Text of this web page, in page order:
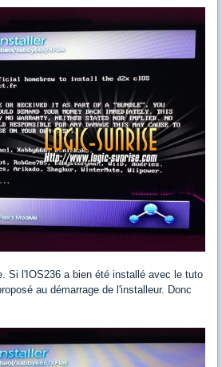
Si l'IOS236 a bien été installé avec le tuto
au démarrage de l'installeur. Donc